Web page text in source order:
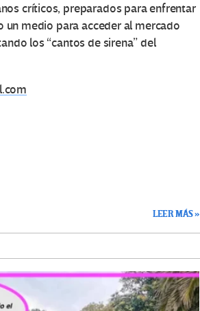
críticos, preparados para enfrentar
un medio para acceder al mercado
los “cantos de sirena” del
LEER MÁS »